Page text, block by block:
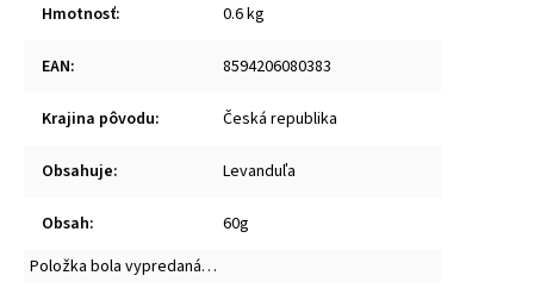
Hmotnosť: 0.6 kg
EAN: 8594206080383
Krajina pôvodu: Česká republika
Obsahuje: Levanduľa
Obsah:
60g
Položka bola vypredaná…